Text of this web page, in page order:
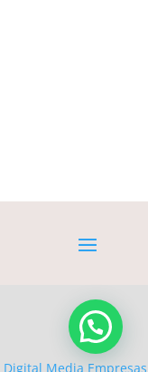
Digital Media Empresas